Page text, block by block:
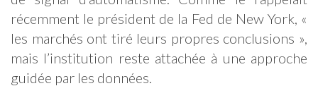
récemment le président de la Fed de New York, «
les marchés ont tiré leurs propres conclusions »,
mais l’institution reste attachée à une approche
guidée par les données.